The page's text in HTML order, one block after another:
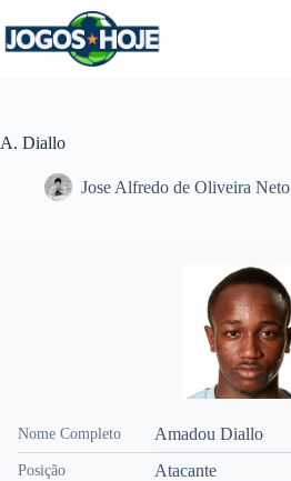
para
o
A. Diallo
Jose Alfredo de Oliveira Neto
Nome Completo Amadou Diallo
Posição Atacante